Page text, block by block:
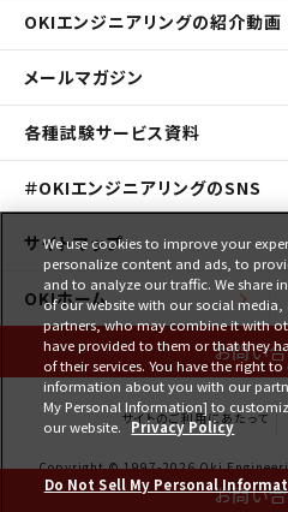
お問い
OKIエンジニアリングの紹介動画
メールマガジン
各種試験サービス資料
＃OKIエンジニアリングのSNS
サイトマップ
OKIホーム
お問い
サイトのご利用にあたって
Copyright © 1997-2026 Oki
We use cookies to improve your
personalize content and ads, to
and to analyze our traffic. We share
of our website with our social
partners, who may combine it with
have provided to them or that they
of their services. You have the right
information about you with our
My Personal Information] to
our website. Privacy Policy
Do Not Sell My Personal